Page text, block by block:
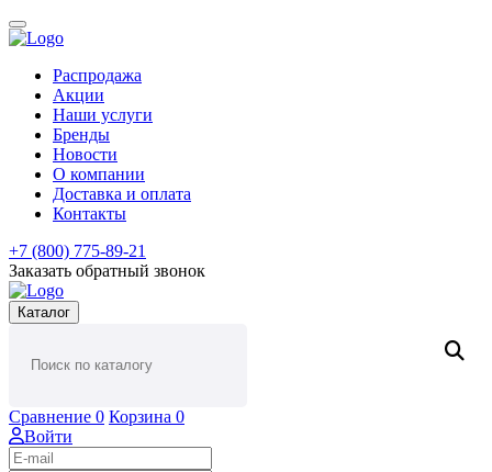
Распродажа
Акции
Наши услуги
Бренды
Новости
О компании
Доставка и оплата
Контакты
+7 (800) 775-89-21
Заказать обратный звонок
Каталог
Сравнение 0 Корзина 0
Войти